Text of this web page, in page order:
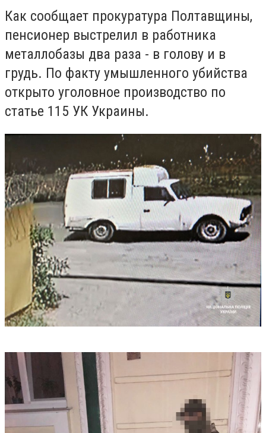
Как сообщает прокуратура Полтавщины,
пенсионер выстрелил в работника
металлобазы два раза - в голову и в
грудь. По факту умышленного убийства
открыто уголовное производство по
статье 115 УК Украины.